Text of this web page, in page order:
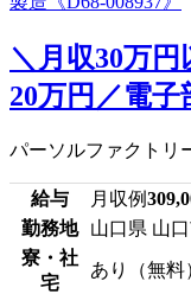
＼月収30万
20万円／電子
パーソルファクトリ
給与 月収例
勤務地
山口県 山
寮・社
宅
あり（無料